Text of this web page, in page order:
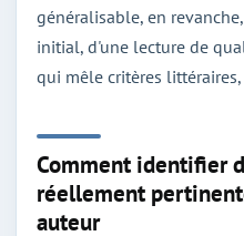
généralisable, en
initial, d'une lecture de
qui mêle critères
Comment identifier
réellement
auteur